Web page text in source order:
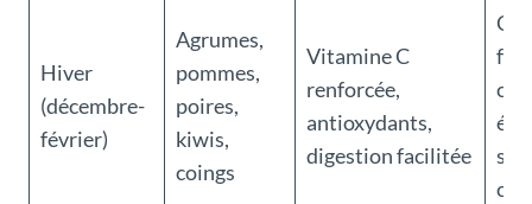
Hiver
(décembre-
février)
Agrumes,
pommes,
poires,
kiwis,
coings
Vitamine C
renforcée,
antioxydants,
digestion facilitée